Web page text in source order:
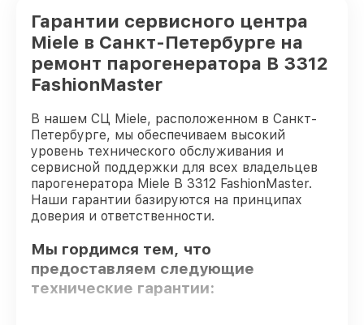
Гарантии сервисного центра
Miele в Санкт-Петербурге на
ремонт парогенератора B 3312
FashionMaster
В нашем СЦ Miele, расположенном в Санкт-
Петербурге, мы обеспечиваем высокий
уровень технического обслуживания и
сервисной поддержки для всех владельцев
парогенератора Miele B 3312 FashionMaster.
Наши гарантии базируются на принципах
доверия и ответственности.
Мы гордимся тем, что
предоставляем следующие
технические гарантии: